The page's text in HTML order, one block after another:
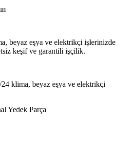
beyaz eşya ve elektrikçi işlerinizde
keşif ve garantili işçilik.
klima, beyaz eşya ve elektrikçi
Yedek Parça